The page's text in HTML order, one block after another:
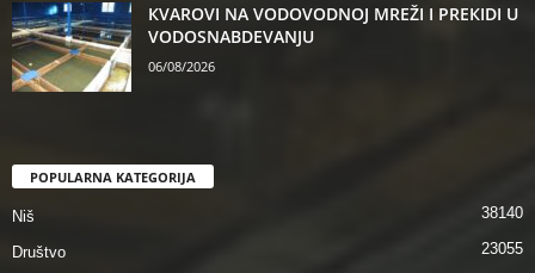
КVAROVI NA VODOVODNOJ MREŽI I PREКIDI U
VODOSNABDEVANJU
06/08/2026
POPULARNA KATEGORIJA
Niš 38140
Društvo 23055